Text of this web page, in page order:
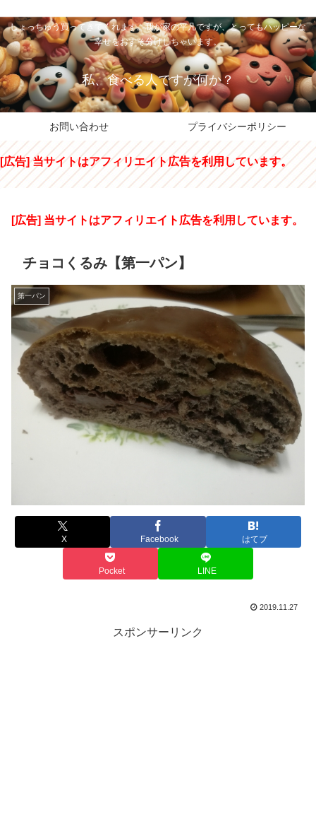
しょっちゅう買ってきてくれます。我が家の平凡ですが、とってもハッピーな
幸せをおすそ分けしちゃいます。
私、食べる人ですが何か？
お問い合わせ プライバシーポリシー
[広告] 当サイトはアフィリエイト広告を利用しています。
[広告] 当サイトはアフィリエイト広告を利用しています。
チョコくるみ【第一パン】
第一パン
X Facebook はてブ
Pocket LINE
2019.11.27
スポンサーリンク